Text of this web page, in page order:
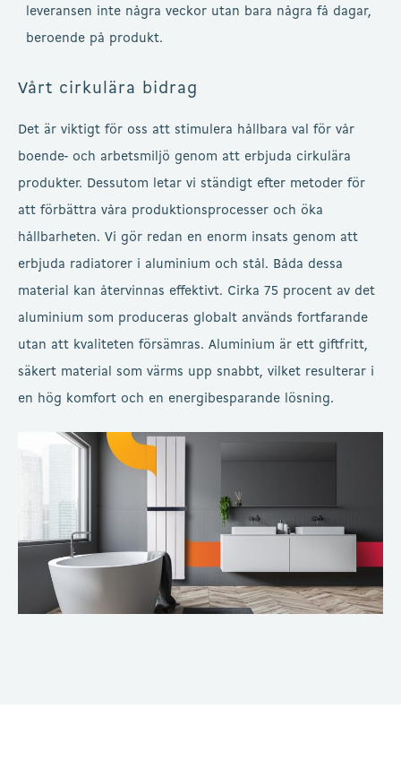
leveransen inte några veckor utan bara några få dagar,
beroende på produkt.
Vårt cirkulära bidrag
Det är viktigt för oss att stimulera hållbara val för vår
boende- och arbetsmiljö genom att erbjuda cirkulära
produkter. Dessutom letar vi ständigt efter metoder för
att förbättra våra produktionsprocesser och öka
hållbarheten. Vi gör redan en enorm insats genom att
erbjuda radiatorer i aluminium och stål. Båda dessa
material kan återvinnas effektivt. Cirka 75 procent av det
aluminium som produceras globalt används fortfarande
utan att kvaliteten försämras. Aluminium är ett giftfritt,
säkert material som värms upp snabbt, vilket resulterar i
en hög komfort och en energibesparande lösning.